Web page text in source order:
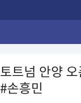
토트넘 안양
#손흥민